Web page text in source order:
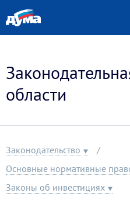
области
Законодательство
Основные нормативные
Законы об инвестициях